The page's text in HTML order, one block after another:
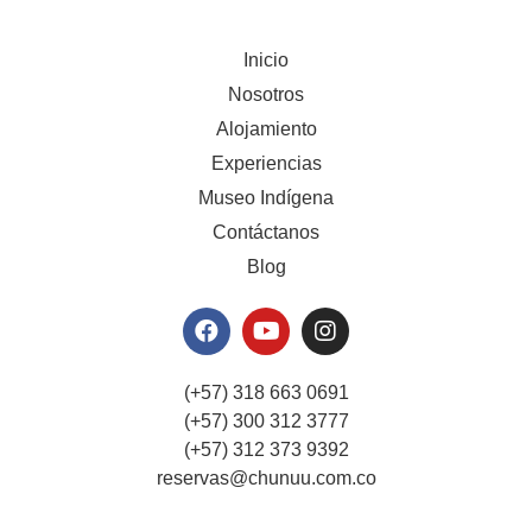
Inicio
Nosotros
Alojamiento
Experiencias
Museo Indígena
Contáctanos
Blog
(+57) 318 663 0691
(+57) 300 312 3777
(+57) 312 373 9392
reservas@chunuu.com.co